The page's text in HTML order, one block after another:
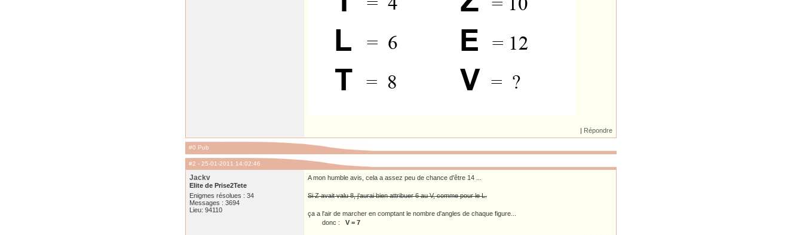
| Répondre
#0 Pub
#2 - 25-01-2011 14:02:46
Jackv
Elite de Prise2Tete
Enigmes résolues : 34
Messages : 3694
Lieu: 94110
A mon humble avis, cela a assez peu de chance d'être 14 ...
Si Z avait valu 8, j'aurai bien attribuer 6 au V, comme pour le L.
ça a l'air de marcher en comptant le nombre d'angles de chaque figure...
donc : V = 7